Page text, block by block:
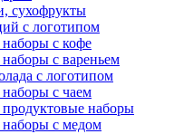
сухофрукты
с логотипом
с кофе
с вареньем
с логотипом
с чаем
наборы
с медом